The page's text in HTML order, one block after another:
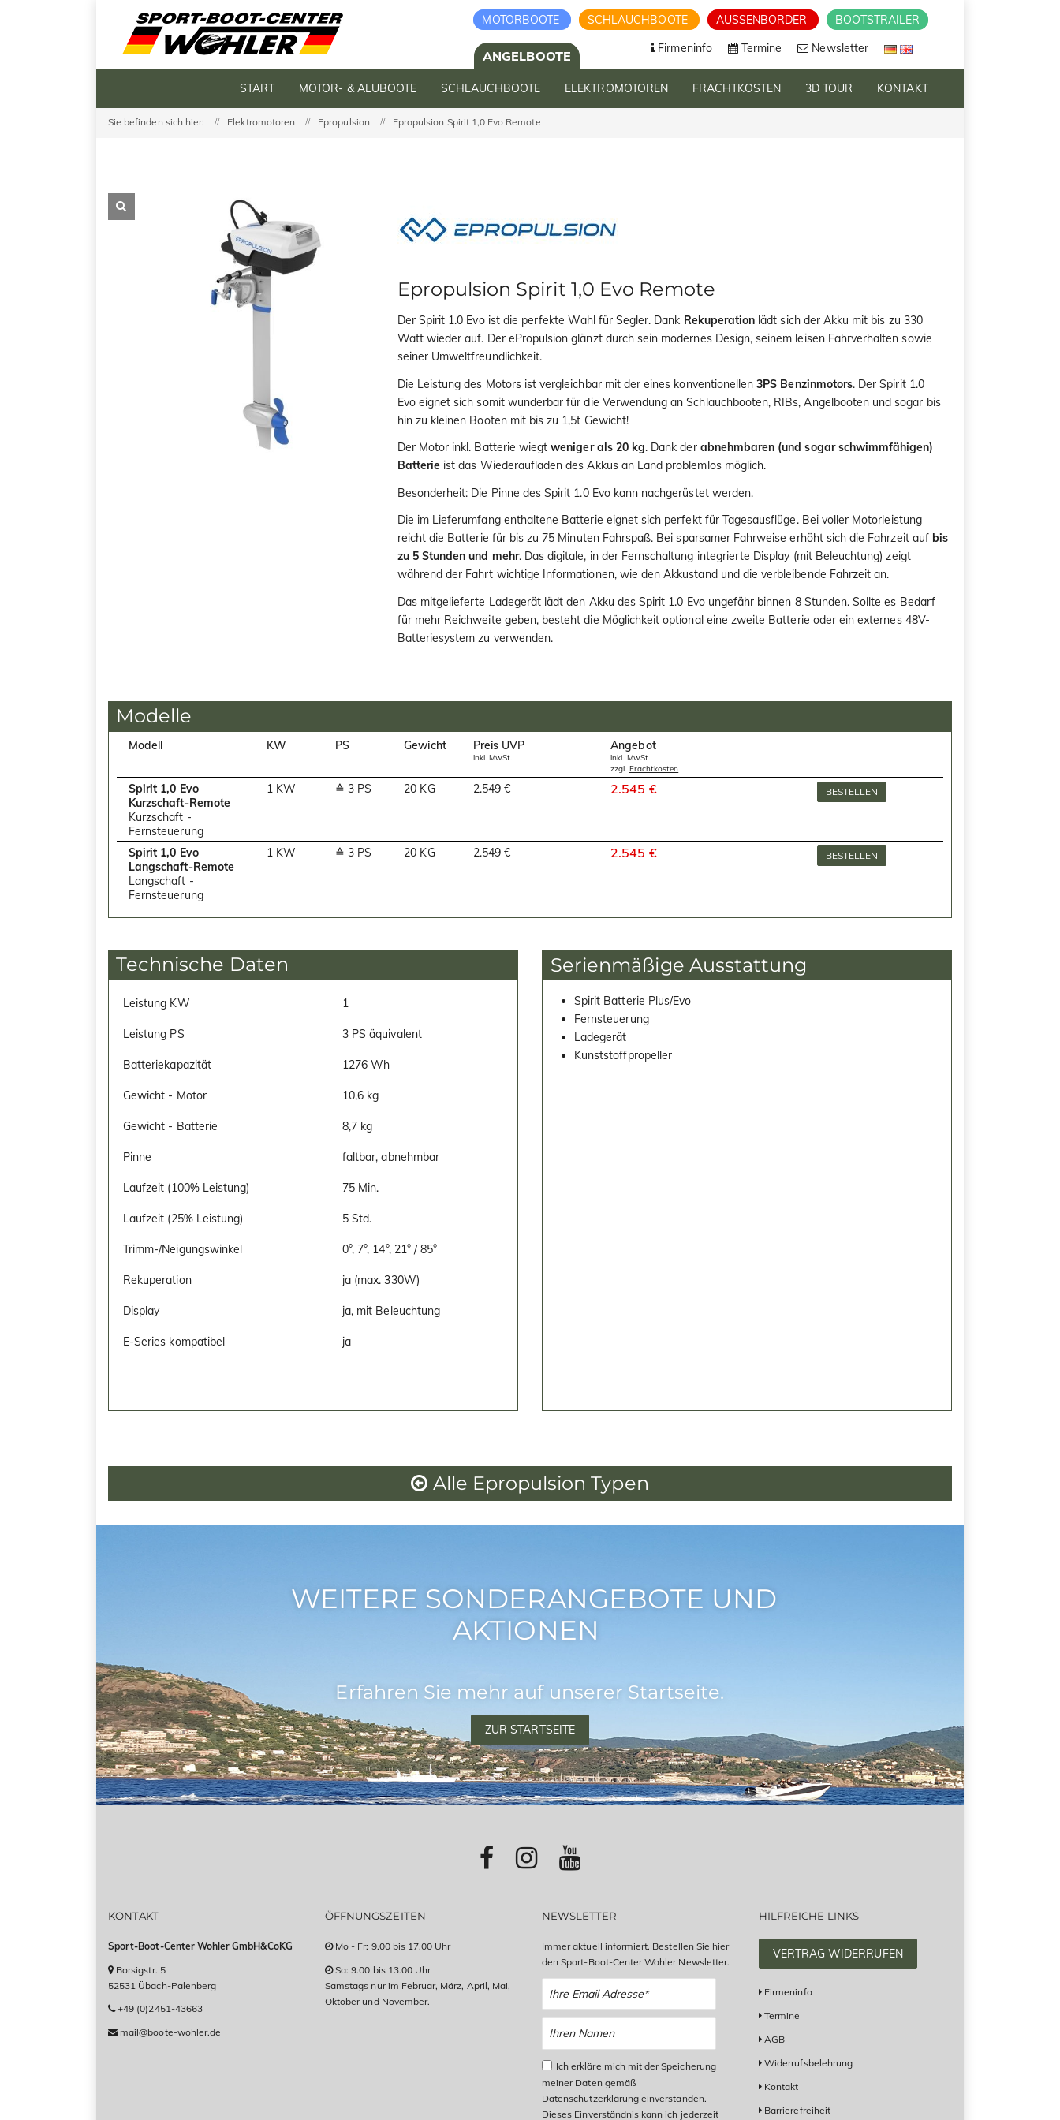
MOTORBOOTE SCHLAUCHBOOTE AUSSENBORDER BOOTSTRAILER
ANGELBOOTE Firmeninfo Termine Newsletter
START MOTOR- & ALUBOOTE SCHLAUCHBOOTE ELEKTROMOTOREN FRACHTKOSTEN 3D TOUR KONTAKT
Sie befinden sich hier: Elektromotoren Epropulsion Epropulsion Spirit 1,0 Evo Remote
Epropulsion Spirit 1,0 Evo Remote
Der Spirit 1.0 Evo ist die perfekte Wahl für Segler. Dank Rekuperation lädt sich der Akku mit bis zu 330
Watt wieder auf. Der ePropulsion glänzt durch sein modernes Design, seinem leisen Fahrverhalten sowie
seiner Umweltfreundlichkeit.
Die Leistung des Motors ist vergleichbar mit der eines konventionellen3PS Benzinmotors. Der Spirit 1.0
Evo eignet sich somit wunderbar für die Verwendung an Schlauchbooten, RIBs, Angelbooten und sogar bis
hin zu kleinen Booten mit bis zu 1,5t Gewicht!
Der Motor inkl. Batterie wiegtweniger als 20 kg. Dank der abnehmbaren (und sogar schwimmfähigen)
Batterie ist das Wiederaufladen des Akkus an Land problemlos möglich.
Besonderheit: Die Pinne des Spirit 1.0 Evo kann nachgerüstet werden.
Die im Lieferumfang enthaltene Batterie eignet sich perfekt für Tagesausflüge. Bei voller Motorleistung
reicht die Batterie für bis zu 75 Minuten Fahrspaß. Bei sparsamer Fahrweise erhöht sich die Fahrzeit auf bis
zu 5 Stunden und mehr. Das digitale, in der Fernschaltung integrierte Display (mit Beleuchtung) zeigt
während der Fahrt wichtige Informationen, wie den Akkustand und die verbleibende Fahrzeit an.
Das mitgelieferte Ladegerät lädt den Akku des Spirit 1.0 Evo ungefähr binnen 8 Stunden. Sollte es Bedarf
für mehr Reichweite geben, besteht die Möglichkeit optional eine zweite Batterie oder ein externes 48V-
Batteriesystem zu verwenden.
Modelle
Modell KW PS Gewicht Preis UVP
inkl. MwSt.
Angebot
inkl. MwSt.
zzgl. Frachtkosten
Spirit 1,0 Evo
Kurzschaft-Remote
Kurzschaft -
Fernsteuerung
1 KW ≙ 3 PS 20 KG 2.549 € 2.545 € BESTELLEN
Spirit 1,0 Evo
Langschaft-Remote
Langschaft -
Fernsteuerung
1 KW ≙ 3 PS 20 KG 2.549 € 2.545 € BESTELLEN
Technische Daten
Leistung KW 1
Leistung PS 3 PS äquivalent
Batteriekapazität 1276 Wh
Gewicht - Motor 10,6 kg
Gewicht - Batterie 8,7 kg
Pinne faltbar, abnehmbar
Laufzeit (100% Leistung) 75 Min.
Laufzeit (25% Leistung) 5 Std.
Trimm-/Neigungswinkel 0°, 7°, 14°, 21° / 85°
Rekuperation ja (max. 330W)
Display ja, mit Beleuchtung
E-Series kompatibel ja
Serienmäßige Ausstattung
Spirit Batterie Plus/Evo
Fernsteuerung
Ladegerät
Kunststoffpropeller
Alle Epropulsion Typen
WEITERE SONDERANGEBOTE UND
AKTIONEN
Erfahren Sie mehr auf unserer Startseite.
ZUR STARTSEITE
KONTAKT
Sport-Boot-Center Wohler GmbH&CoKG
Borsigstr. 5
52531 Übach-Palenberg
+49 (0)2451-43663
mail@boote-wohler.de
ÖFFNUNGSZEITEN
Mo - Fr: 9.00 bis 17.00 Uhr
Sa: 9.00 bis 13.00 Uhr
Samstags nur im Februar, März, April, Mai,
Oktober und November.
NEWSLETTER
Immer aktuell informiert. Bestellen Sie hier
den Sport-Boot-Center Wohler Newsletter.
Ich erkläre mich mit der Speicherung
meiner Daten gemäß
Datenschutzerklärung einverstanden.
Dieses Einverständnis kann ich jederzeit
HILFREICHE LINKS
VERTRAG WIDERRUFEN
Firmeninfo
Termine
AGB
Widerrufsbelehrung
Kontakt
Barrierefreiheit